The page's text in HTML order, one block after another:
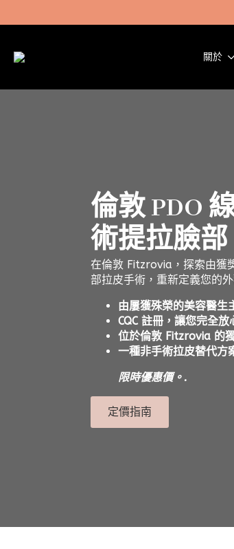
關於
倫敦 PDO
術提拉臉部
在倫敦 Fitzrovia，探索由獲
部拉皮手術，重新定義您的
由屢獲殊榮的美容醫生
CQC 註冊，讓您完全放
位於倫敦 Fitzrovia 的
一種非手術拉皮替代方
限時優惠價。.
定價指南